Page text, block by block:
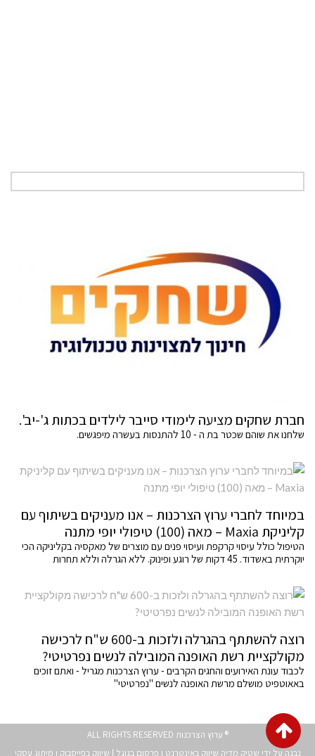
חברת שחקים מציעה לימודי סייבר לילדים בכתות ג'-יב'.
שלחנו את שוהם שכטר בת ה - 10 להתנסות בעשרה מיפגשים.
במיוחד לחברי ערוץ הצרכנות – אנו מעניקים בשיתוף עם
קליניקת Maxia – מאה (100) טיפולי יופי מתנה
הטיפול כולל עיסוי קרקפת ועיסוי פנים עם מוצרים של מאקסיה בקליניקה הכי
יוקרתית באשדוד. 45 דקות של רוגע ופינוק. ללא הגרלה וללא תחרות
רוצה להשתתף בהגרלה ולזכות ב-600 ש"ח לרכישה
מקולקציית רשת האופנה המובילה לנשים נפרטיטי?
לכבוד עונת האירועים והחגים הקרבים - ערוץ הצרכנות מגריל - ואתם זוכים
באאוטפיט מושלם מרשת האופנה לנשים "נפרטיטי"
® ערוץ הצרכנות ALL RIGHTS RESERVED
נבנה על ידי שטיק מדיה שיווק באינטרנט ו פרסום בגוגל | שיווק בפייסבוק ו מיתוג עסקי
גלילה
לראש